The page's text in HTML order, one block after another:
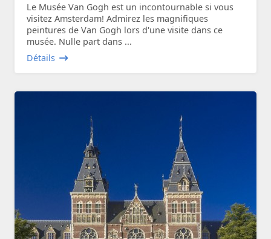
Le Musée Van Gogh est un incontournable si vous
visitez Amsterdam! Admirez les magnifiques
peintures de Van Gogh lors d'une visite dans ce
musée. Nulle part dans ...
Détails